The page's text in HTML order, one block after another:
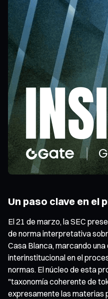
Un paso clave en
El 21 de marzo, la SEC
de norma interpretativa
Casa Blanca, marcando
interinstitucional en el
normas. El núcleo de esta
"taxonomía coherente de
expresamente las materias